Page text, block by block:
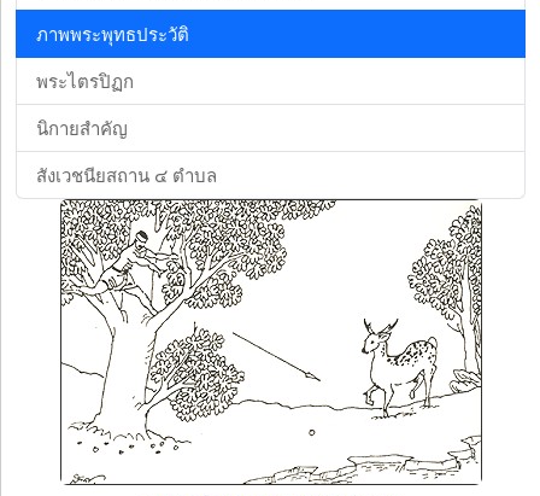
ภาพพระพุทธประวัติ
พระไตรปิฏก
นิกายสำคัญ
สังเวชนียสถาน ๔ ตำบล